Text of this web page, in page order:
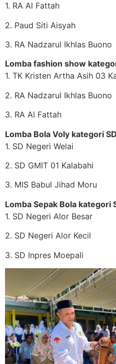
1. RA Al Fattah
2. Paud Siti Aisyah
3. RA Nadzarul Ikhlas Buono
Lomba fashion show
1. TK Kristen Artha Asih 03
2. RA Nadzarul Ikhlas Buono
3. RA Al Fattah
Lomba Bola Voly kategori
1. SD Negeri Welai
2. SD GMIT 01 Kalabahi
3. MIS Babul Jihad Moru
Lomba Sepak Bola kategori
1. SD Negeri Alor Besar
2. SD Negeri Alor Kecil
3. SD Inpres Moepali